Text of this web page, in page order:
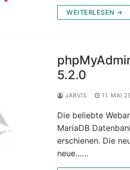
WEITERLESEN →
5.2.0
JARVIS 11. MAI
Die beliebte
MariaDB
erschienen. Die
neue……